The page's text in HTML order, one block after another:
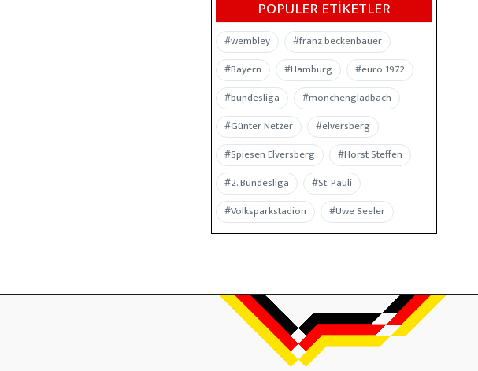
POPÜLER ETIKETLER
#wembley
#franz beckenbauer
#Bayern
#Hamburg
#euro 1972
#bundesliga
#mönchengladbach
#Günter Netzer
#elversberg
#Spiesen Elversberg
#Horst Steffen
#2. Bundesliga
#St. Pauli
#Volksparkstadion
#Uwe Seeler